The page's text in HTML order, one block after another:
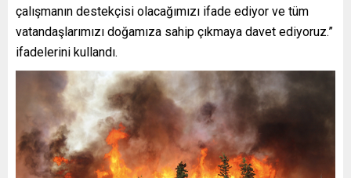
çalışmanın destekçisi olacağımızı ifade ediyor ve tüm
vatandaşlarımızı doğamıza sahip çıkmaya davet ediyoruz.”
ifadelerini kullandı.